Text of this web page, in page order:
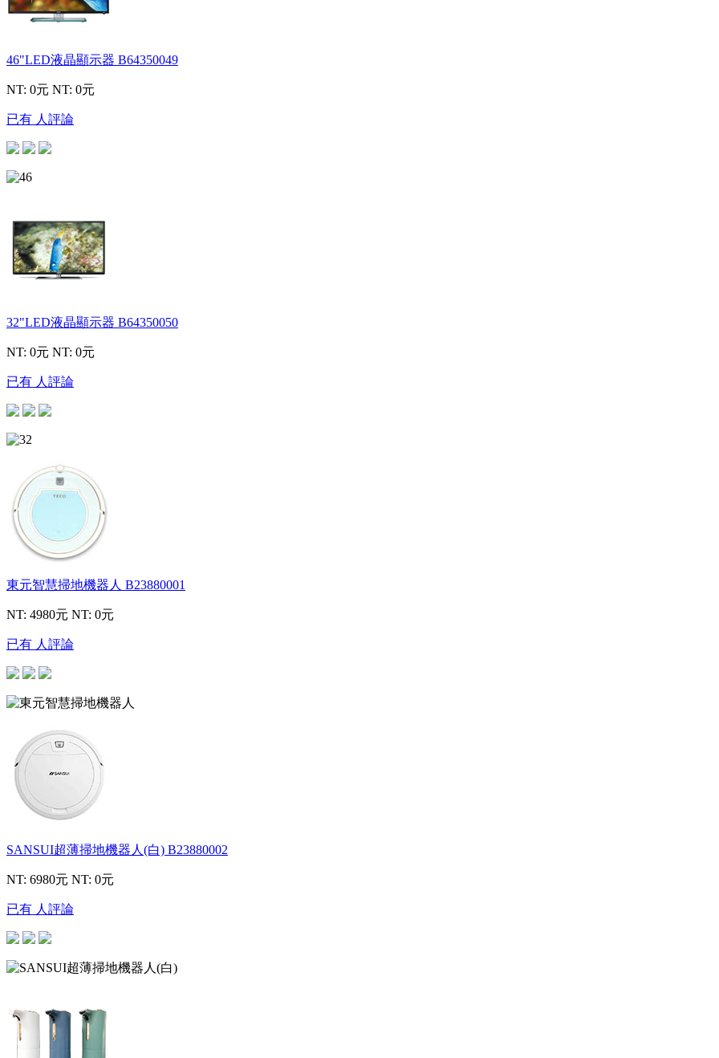
46"LED液晶顯示器 B64350049
NT: 0元 NT: 0元
已有 人評論
32"LED液晶顯示器 B64350050
NT: 0元 NT: 0元
已有 人評論
東元智慧掃地機器人 B23880001
NT: 4980元 NT: 0元
已有 人評論
SANSUI超薄掃地機器人(白) B23880002
NT: 6980元 NT: 0元
已有 人評論